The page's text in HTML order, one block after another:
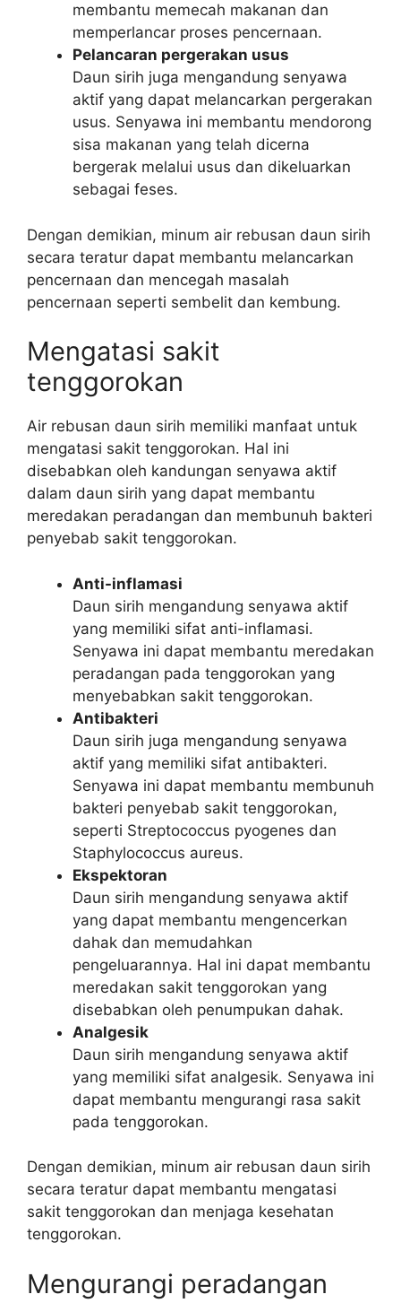
membantu memecah makanan dan
memperlancar proses pencernaan.
Pelancaran pergerakan usus
Daun sirih juga mengandung senyawa
aktif yang dapat melancarkan pergerakan
usus. Senyawa ini membantu mendorong
sisa makanan yang telah dicerna
bergerak melalui usus dan dikeluarkan
sebagai feses.
Dengan demikian, minum air rebusan daun sirih
secara teratur dapat membantu melancarkan
pencernaan dan mencegah masalah
pencernaan seperti sembelit dan kembung.
Mengatasi sakit
tenggorokan
Air rebusan daun sirih memiliki manfaat untuk
mengatasi sakit tenggorokan. Hal ini
disebabkan oleh kandungan senyawa aktif
dalam daun sirih yang dapat membantu
meredakan peradangan dan membunuh bakteri
penyebab sakit tenggorokan.
Anti-inflamasi
Daun sirih mengandung senyawa aktif
yang memiliki sifat anti-inflamasi.
Senyawa ini dapat membantu meredakan
peradangan pada tenggorokan yang
menyebabkan sakit tenggorokan.
Antibakteri
Daun sirih juga mengandung senyawa
aktif yang memiliki sifat antibakteri.
Senyawa ini dapat membantu membunuh
bakteri penyebab sakit tenggorokan,
seperti Streptococcus pyogenes dan
Staphylococcus aureus.
Ekspektoran
Daun sirih mengandung senyawa aktif
yang dapat membantu mengencerkan
dahak dan memudahkan
pengeluarannya. Hal ini dapat membantu
meredakan sakit tenggorokan yang
disebabkan oleh penumpukan dahak.
Analgesik
Daun sirih mengandung senyawa aktif
yang memiliki sifat analgesik. Senyawa ini
dapat membantu mengurangi rasa sakit
pada tenggorokan.
Dengan demikian, minum air rebusan daun sirih
secara teratur dapat membantu mengatasi
sakit tenggorokan dan menjaga kesehatan
tenggorokan.
Mengurangi peradangan